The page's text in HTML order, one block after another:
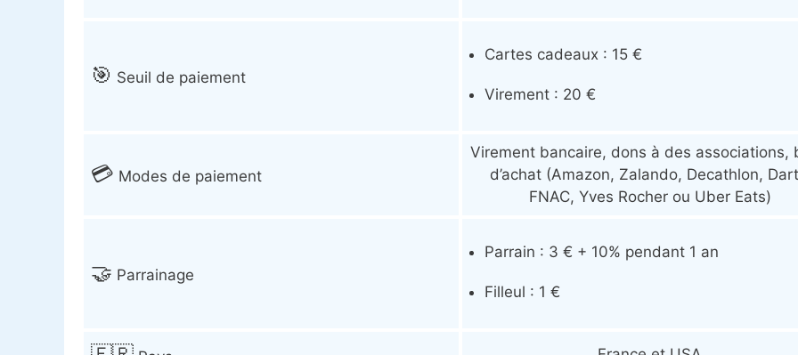
🎯 Seuil de paiement
Cartes cadeaux : 15 €
Virement : 20 €
💳 Modes de paiement
Virement bancaire, dons à des associations,
d’achat (Amazon, Zalando, Decathlon,
FNAC, Yves Rocher ou Uber Eats)
🤝 Parrainage
Parrain : 3 € + 10% pendant 1 an
Filleul : 1 €